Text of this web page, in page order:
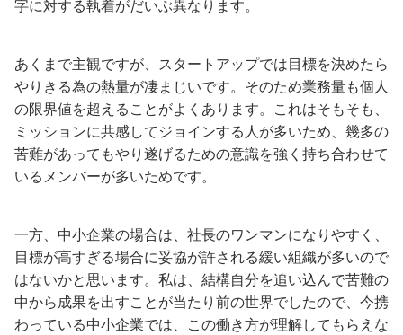
字に対する執着がだいぶ異なります。
あくまで主観ですが、スタートアップでは目標を決めたら
やりきる為の熱量が凄まじいです。そのため業務量も個人
の限界値を超えることがよくあります。これはそもそも、
ミッションに共感してジョインする人が多いため、幾多の
苦難があってもやり遂げるための意識を強く持ち合わせて
いるメンバーが多いためです。
一方、中小企業の場合は、社長のワンマンになりやすく、
目標が高すぎる場合に妥協が許される緩い組織が多いので
はないかと思います。私は、結構自分を追い込んで苦難の
中から成果を出すことが当たり前の世界でしたので、今携
わっている中小企業では、この働き方が理解してもらえな